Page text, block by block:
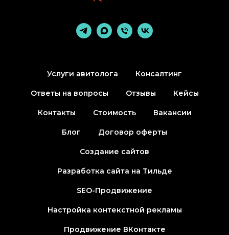
Услуги авитолога Консалтинг
Ответы на вопросы Отзывы Кейсы
Контакты Стоимость Вакансии
Блог Договор оферты
Создание сайтов
Разработка сайта на Тильде
SEO-Продвижение
Настройка контекстной рекламы
Продвижение ВКонтакте